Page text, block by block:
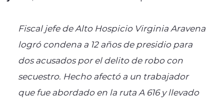
Fiscal jefe de Alto Hospicio Virginia Aravena
logró condena a 12 años de presidio para
dos acusados por el delito de robo con
secuestro. Hecho afectó a un trabajador
que fue abordado en la ruta A 616 y llevado